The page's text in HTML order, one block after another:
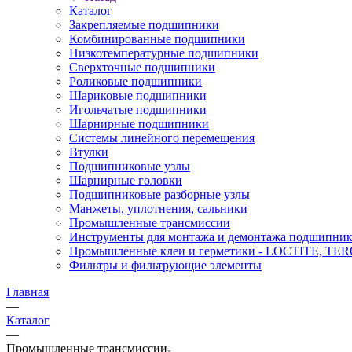
Каталог
Закрепляемые подшипники
Комбинированные подшипники
Низкотемпературные подшипники
Сверхточные подшипники
Роликовые подшипники
Шариковые подшипники
Игольчатые подшипники
Шарнирные подшипники
Системы линейного перемещения
Втулки
Подшипниковые узлы
Шарнирные головки
Подшипниковые разборные узлы
Манжеты, уплотнения, сальники
Промышленные трансмиссии
Инструменты для монтажа и демонтажа
Промышленные клеи и герметики - LOCTITE,
Фильтры и фильтрующие элементы
Главная
—
Каталог
—
Промышленные трансмиссии